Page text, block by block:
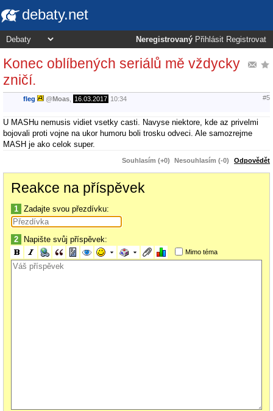
debaty.net
Neregistrovaný Přihlásit Registrovat
Konec oblíbených seriálů mě vždycky
zničí.
fleg @Moas 16.03.2017 10:34 #5
U MASHu nemusis vidiet vsetky casti. Navyse niektore, kde az privelmi
bojovali proti vojne na ukor humoru boli trosku odveci. Ale samozrejme
MASH je ako celok super.
Souhlasím (+0) Nesouhlasím (-0) Odpovědět
Reakce na příspěvek
1 Zadajte svou přezdívku:
2 Napište svůj příspěvek:
Mimo téma